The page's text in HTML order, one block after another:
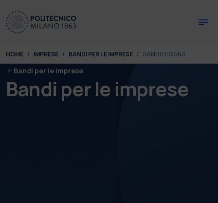
You are here:
HOME IMPRESE BANDI PER LE IMPRESE BANDI DI GARA
Bandi per le imprese
Bandi per le imprese